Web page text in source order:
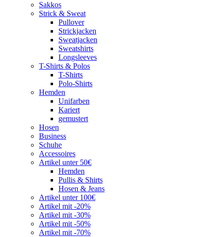
Sakkos
Strick & Sweat
Pullover
Strickjacken
Sweatjacken
Sweatshirts
Longsleeves
T-Shirts & Polos
T-Shirts
Polo-Shirts
Hemden
Unifarben
Kariert
gemustert
Hosen
Business
Schuhe
Accessoires
Artikel unter 50€
Hemden
Pullis & Shirts
Hosen & Jeans
Artikel unter 100€
Artikel mit -20%
Artikel mit -30%
Artikel mit -50%
Artikel mit -70%